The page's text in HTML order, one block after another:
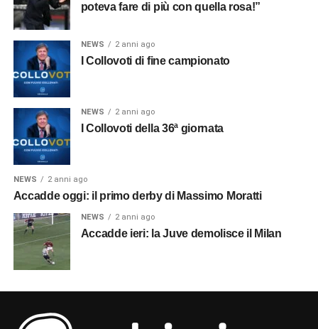
poteva fare di più con quella rosa!”
NEWS 2 anni ago
I Collovoti di fine campionato
NEWS 2 anni ago
I Collovoti della 36ª giornata
NEWS 2 anni ago
Accadde oggi: il primo derby di Massimo Moratti
NEWS 2 anni ago
Accadde ieri: la Juve demolisce il Milan